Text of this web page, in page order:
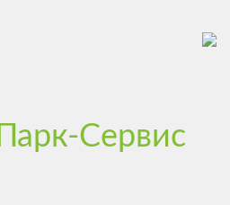
Парк-Сервис